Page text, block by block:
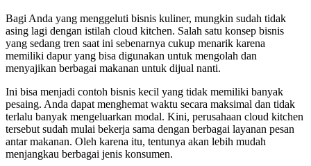
Bagi Anda yang menggeluti bisnis kuliner, mungkin sudah tidak
asing lagi dengan istilah cloud kitchen. Salah satu konsep bisnis
yang sedang tren saat ini sebenarnya cukup menarik karena
memiliki dapur yang bisa digunakan untuk mengolah dan
menyajikan berbagai makanan untuk dijual nanti.
Ini bisa menjadi contoh bisnis kecil yang tidak memiliki banyak
pesaing. Anda dapat menghemat waktu secara maksimal dan tidak
terlalu banyak mengeluarkan modal. Kini, perusahaan cloud kitchen
tersebut sudah mulai bekerja sama dengan berbagai layanan pesan
antar makanan. Oleh karena itu, tentunya akan lebih mudah
menjangkau berbagai jenis konsumen.